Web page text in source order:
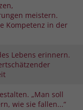
meistern.
Kompetenz in der
Lebens erinnern.
„Man soll
wie sie fallen...“